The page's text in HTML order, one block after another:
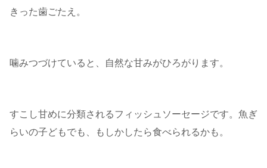
きった歯ごたえ。
噛みつづけていると、自然な甘みがひろがります。
すこし甘めに分類されるフィッシュソーセージです。魚ぎ
らいの子どもでも、もしかしたら食べられるかも。